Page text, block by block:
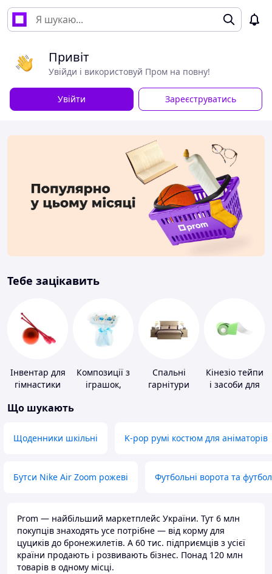
Привіт
Увійди і використовуй Пром на повну!
Увійти Зареєструватись
Тебе зацікавить
Інвентар для
гімнастики
Композиції з
іграшок,
Спальні
гарнітури
Кінезіо тейпи
і засоби для
Що шукають
Щоденники шкільні K-pop румі костюм для аніматорів
Бутси Nike Air Zoom рожеві Футбольні ворота та
Prom — найбільший маркетплейс України. Тут 6 млн
покупців знаходять усе потрібне — від корму для
цуциків до бронежилетів. А 60 тис. підприємців з усієї
країни продають і розвивають бізнес. Понад 120 млн
товарів в одному місці.